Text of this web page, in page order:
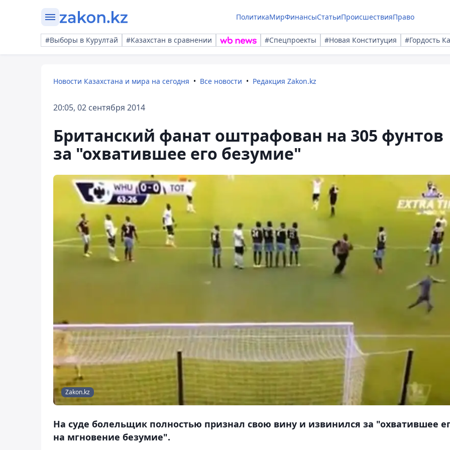
ПолитикаМирФинансыСтатьиПроисшествияПраво
#Выборы в Курултай #Казахстан в сравнении #Спецпроекты #Новая Конституция #Гордость
Новости Казахстана и мира на сегодня Все новости Редакция Zakon.kz
20:05, 02 сентября 2014
Британский фанат оштрафован на 305 фунтов
за "охватившее его безумие"
Zakon.kz
На суде болельщик полностью признал свою вину и извинился за "охватившее
на мгновение безумие".